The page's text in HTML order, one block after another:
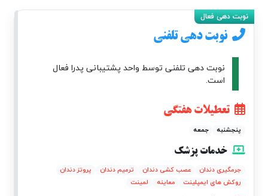
نوبت دهی تلفنی
نوبت دهی تلفنی توسط واحد پشتیبانی پدرا فعال
است.
تعطیلات هفتگی
پنجشنبه جمعه
خدمات پزشک
جرمگیری دندان عصب کشی دندان ترمیم دندان
پروتز دندان
روکش های ایمپلینت
معاینه لمینت